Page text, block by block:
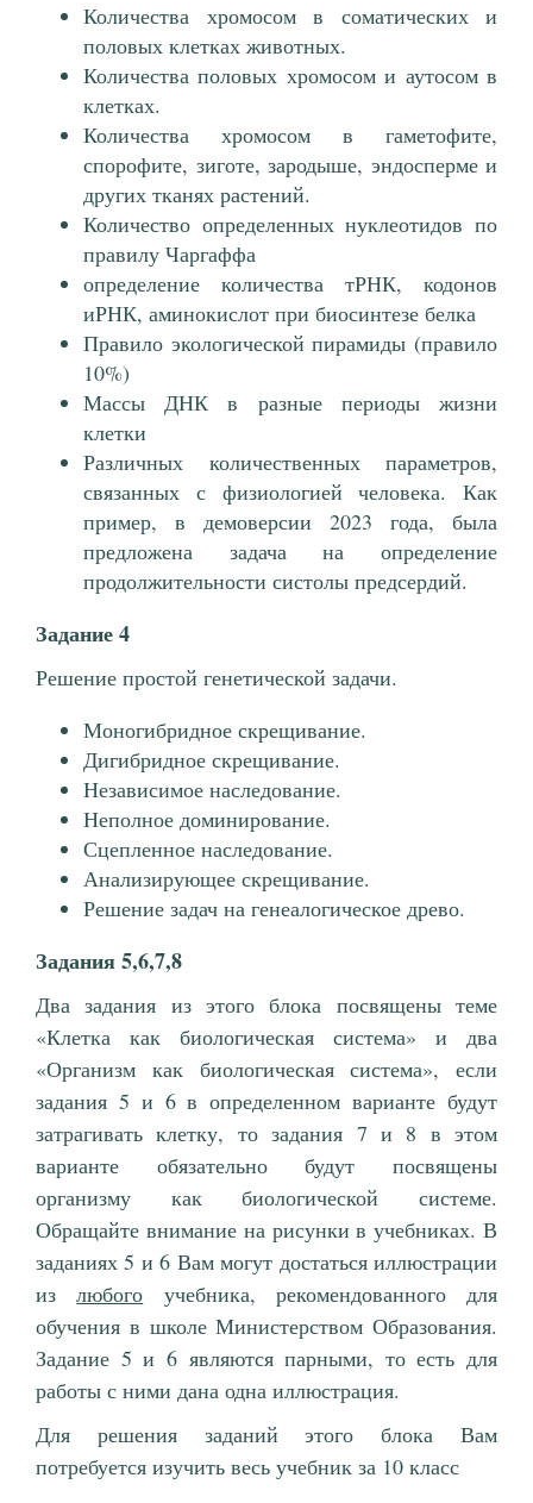
Количества хромосом в соматических и
половых клетках животных.
Количества половых хромосом и аутосом в
клетках.
Количества хромосом в гаметофите,
спорофите, зиготе, зародыше, эндосперме и
других тканях растений.
Количество определенных нуклеотидов по
правилу Чаргаффа
определение количества тРНК, кодонов
иРНК, аминокислот при биосинтезе белка
Правило экологической пирамиды (правило
10%)
Массы ДНК в разные периоды жизни
клетки
Различных количественных параметров,
связанных с физиологией человека. Как
пример, в демоверсии 2023 года, была
предложена задача на определение
продолжительности систолы предсердий.
Задание 4
Решение простой генетической задачи.
Моногибридное скрещивание.
Дигибридное скрещивание.
Независимое наследование.
Неполное доминирование.
Сцепленное наследование.
Анализирующее скрещивание.
Решение задач на генеалогическое древо.
Задания 5,6,7,8
Два задания из этого блока посвящены теме
«Клетка как биологическая система» и два
«Организм как биологическая система», если
задания 5 и 6 в определенном варианте будут
затрагивать клетку, то задания 7 и 8 в этом
варианте обязательно будут посвящены
организму как биологической системе.
Обращайте внимание на рисунки в учебниках. В
заданиях 5 и 6 Вам могут достаться иллюстрации
излюбого учебника, рекомендованного для
обучения в школе Министерством Образования.
Задание 5 и 6 являются парными, то есть для
работы с ними дана одна иллюстрация.
Для решения заданий этого блока Вам
потребуется изучить весь учебник за 10 класс